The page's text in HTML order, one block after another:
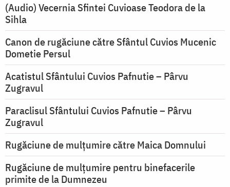
(Audio) Vecernia Sfintei Cuvioase Teodora de la
Sihla
Canon de rugăciune către Sfântul Cuvios Mucenic
Dometie Persul
Acatistul Sfântului Cuvios Pafnutie – Pârvu
Zugravul
Paraclisul Sfântului Cuvios Pafnutie – Pârvu
Zugravul
Rugăciune de mulţumire către Maica Domnului
Rugăciune de mulțumire pentru binefacerile
primite de la Dumnezeu